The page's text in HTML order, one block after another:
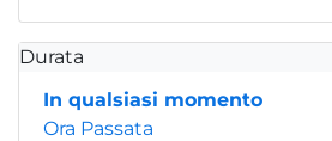
Durata
In qualsiasi momento
Ora Passata